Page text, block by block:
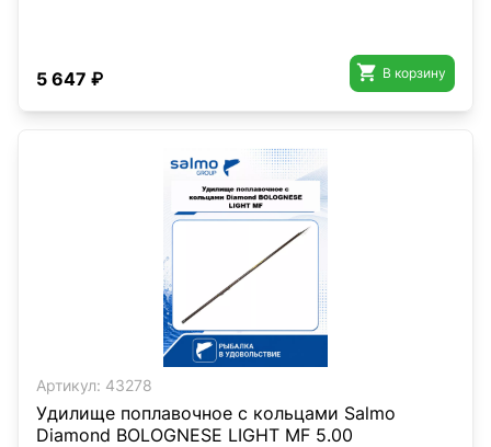
5 647 ₽  В корзину
Артикул: 43278
Удилище поплавочное с кольцами Salmo
Diamond BOLOGNESE LIGHT MF 5.00